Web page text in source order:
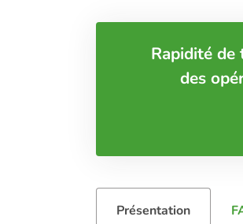
Rapidité
des
Présentation